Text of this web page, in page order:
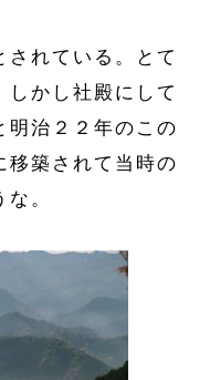
されている。とて
かし社殿にして
明治２２年のこの
移築されて当時の
。